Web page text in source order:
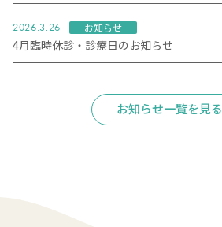
2026.3.26 お知らせ
4月臨時休診・診療日のお知らせ
お知らせ一覧を見る